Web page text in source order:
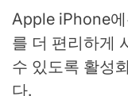
Apple iPhone
를 더 편리하게
수 있도록 활성
다.